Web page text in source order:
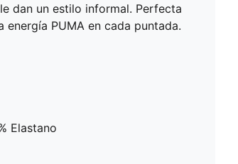
dan un estilo informal. Perfecta
PUMA en cada puntada.
Elastano